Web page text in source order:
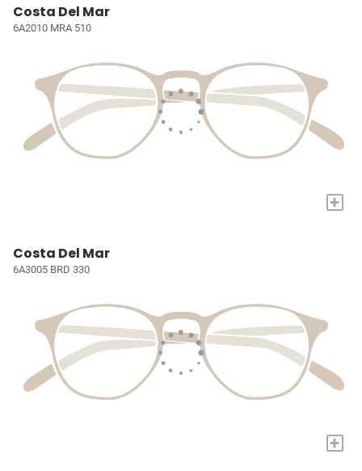
Costa Del Mar
6A2010 MRA 510
+
Costa Del Mar
6A3005 BRD 330
+